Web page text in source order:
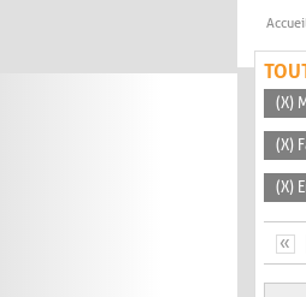
(X)
(X)
(X)
«